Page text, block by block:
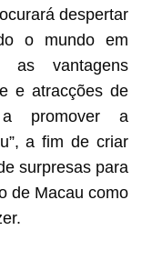
despertar
o mundo em
as vantagens
e atracções de
promover a
a fim de criar
surpresas para
de Macau como